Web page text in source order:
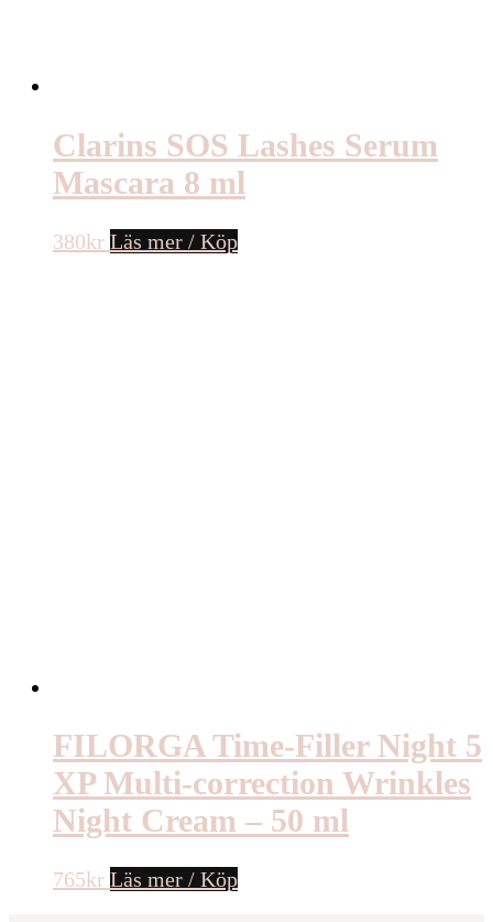
Clarins SOS Lashes Serum
Mascara 8 ml
380kr Läs mer / Köp
FILORGA Time-Filler Night 5
XP Multi-correction Wrinkles
Night Cream – 50 ml
765kr Läs mer / Köp